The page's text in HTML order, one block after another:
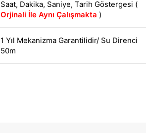
Saat, Dakika, Saniye, Tarih Göstergesi (
Orjinali İle Aynı Çalışmakta )
1 Yıl Mekanizma Garantilidir/ Su Direnci
50m